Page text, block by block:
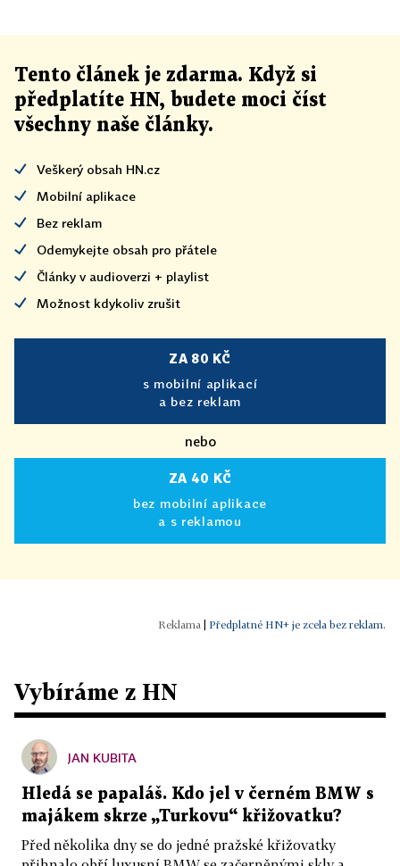
Tento článek je zdarma. Když si
předplatíte HN, budete moci číst
všechny naše články.
Veškerý obsah HN.cz
Mobilní aplikace
Bez reklam
Odemykejte obsah pro přátele
Články v audioverzi + playlist
Možnost kdykoliv zrušit
ZA 80 KČ
s mobilní aplikací
a bez reklam
nebo
ZA 40 KČ
bez mobilní aplikace
a s reklamou
Předplatné HN+ je zcela bez reklam.
Vybíráme z HN
JAN KUBITA
Hledá se papaláš. Kdo jel v černém BMW s
majákem skrze „Turkovu“ křižovatku?
Před několika dny se do jedné pražské křižovatky